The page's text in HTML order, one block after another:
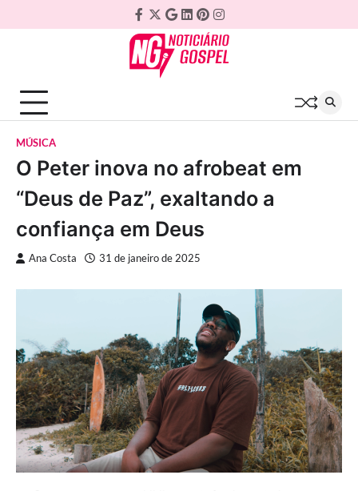
to
Facebook
Twitter
Google
Plus
Linkedin
Pinterest
Instagram
MÚSICA
O Peter inova no afrobeat em
“Deus de Paz”, exaltando a
confiança em Deus
Ana Costa 31 de janeiro de 2025